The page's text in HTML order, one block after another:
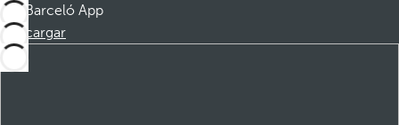
Barceló App
Descargar